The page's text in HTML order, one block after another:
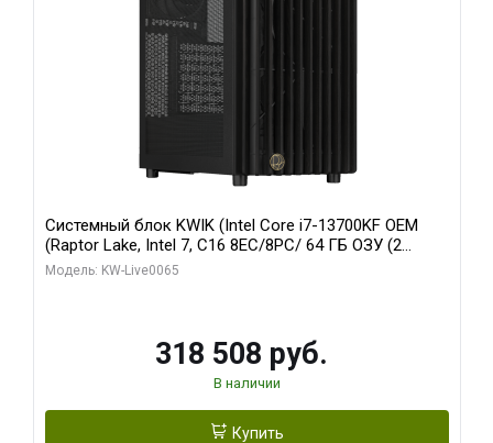
Системный блок KWIK (Intel Core i7-13700KF OEM
(Raptor Lake, Intel 7, C16 8EC/8PC/ 64 ГБ ОЗУ (2
модуля)/ ASUS RTX5080 PROART OC 16GB GDDR7
Модель: KW-Live0065
318 508 руб.
В наличии
Купить